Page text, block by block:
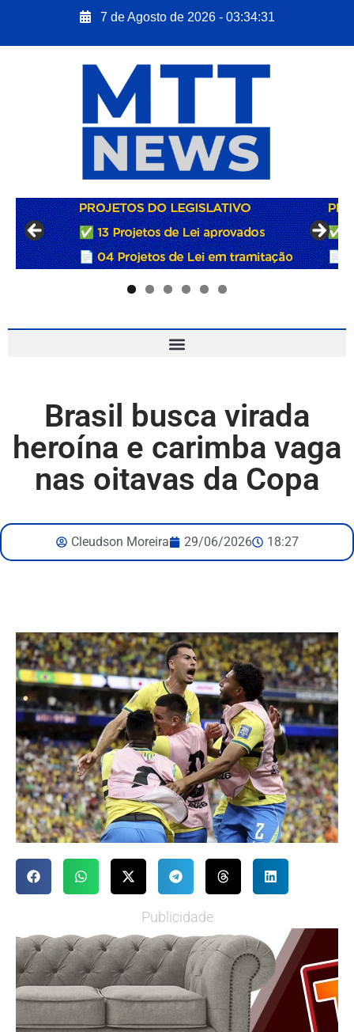
7 de Agosto de 2026 - 03:34:32
Brasil busca virada
heroína e carimba vaga
nas oitavas da Copa
Cleudson Moreira 29/06/2026 18:27
Publicidade